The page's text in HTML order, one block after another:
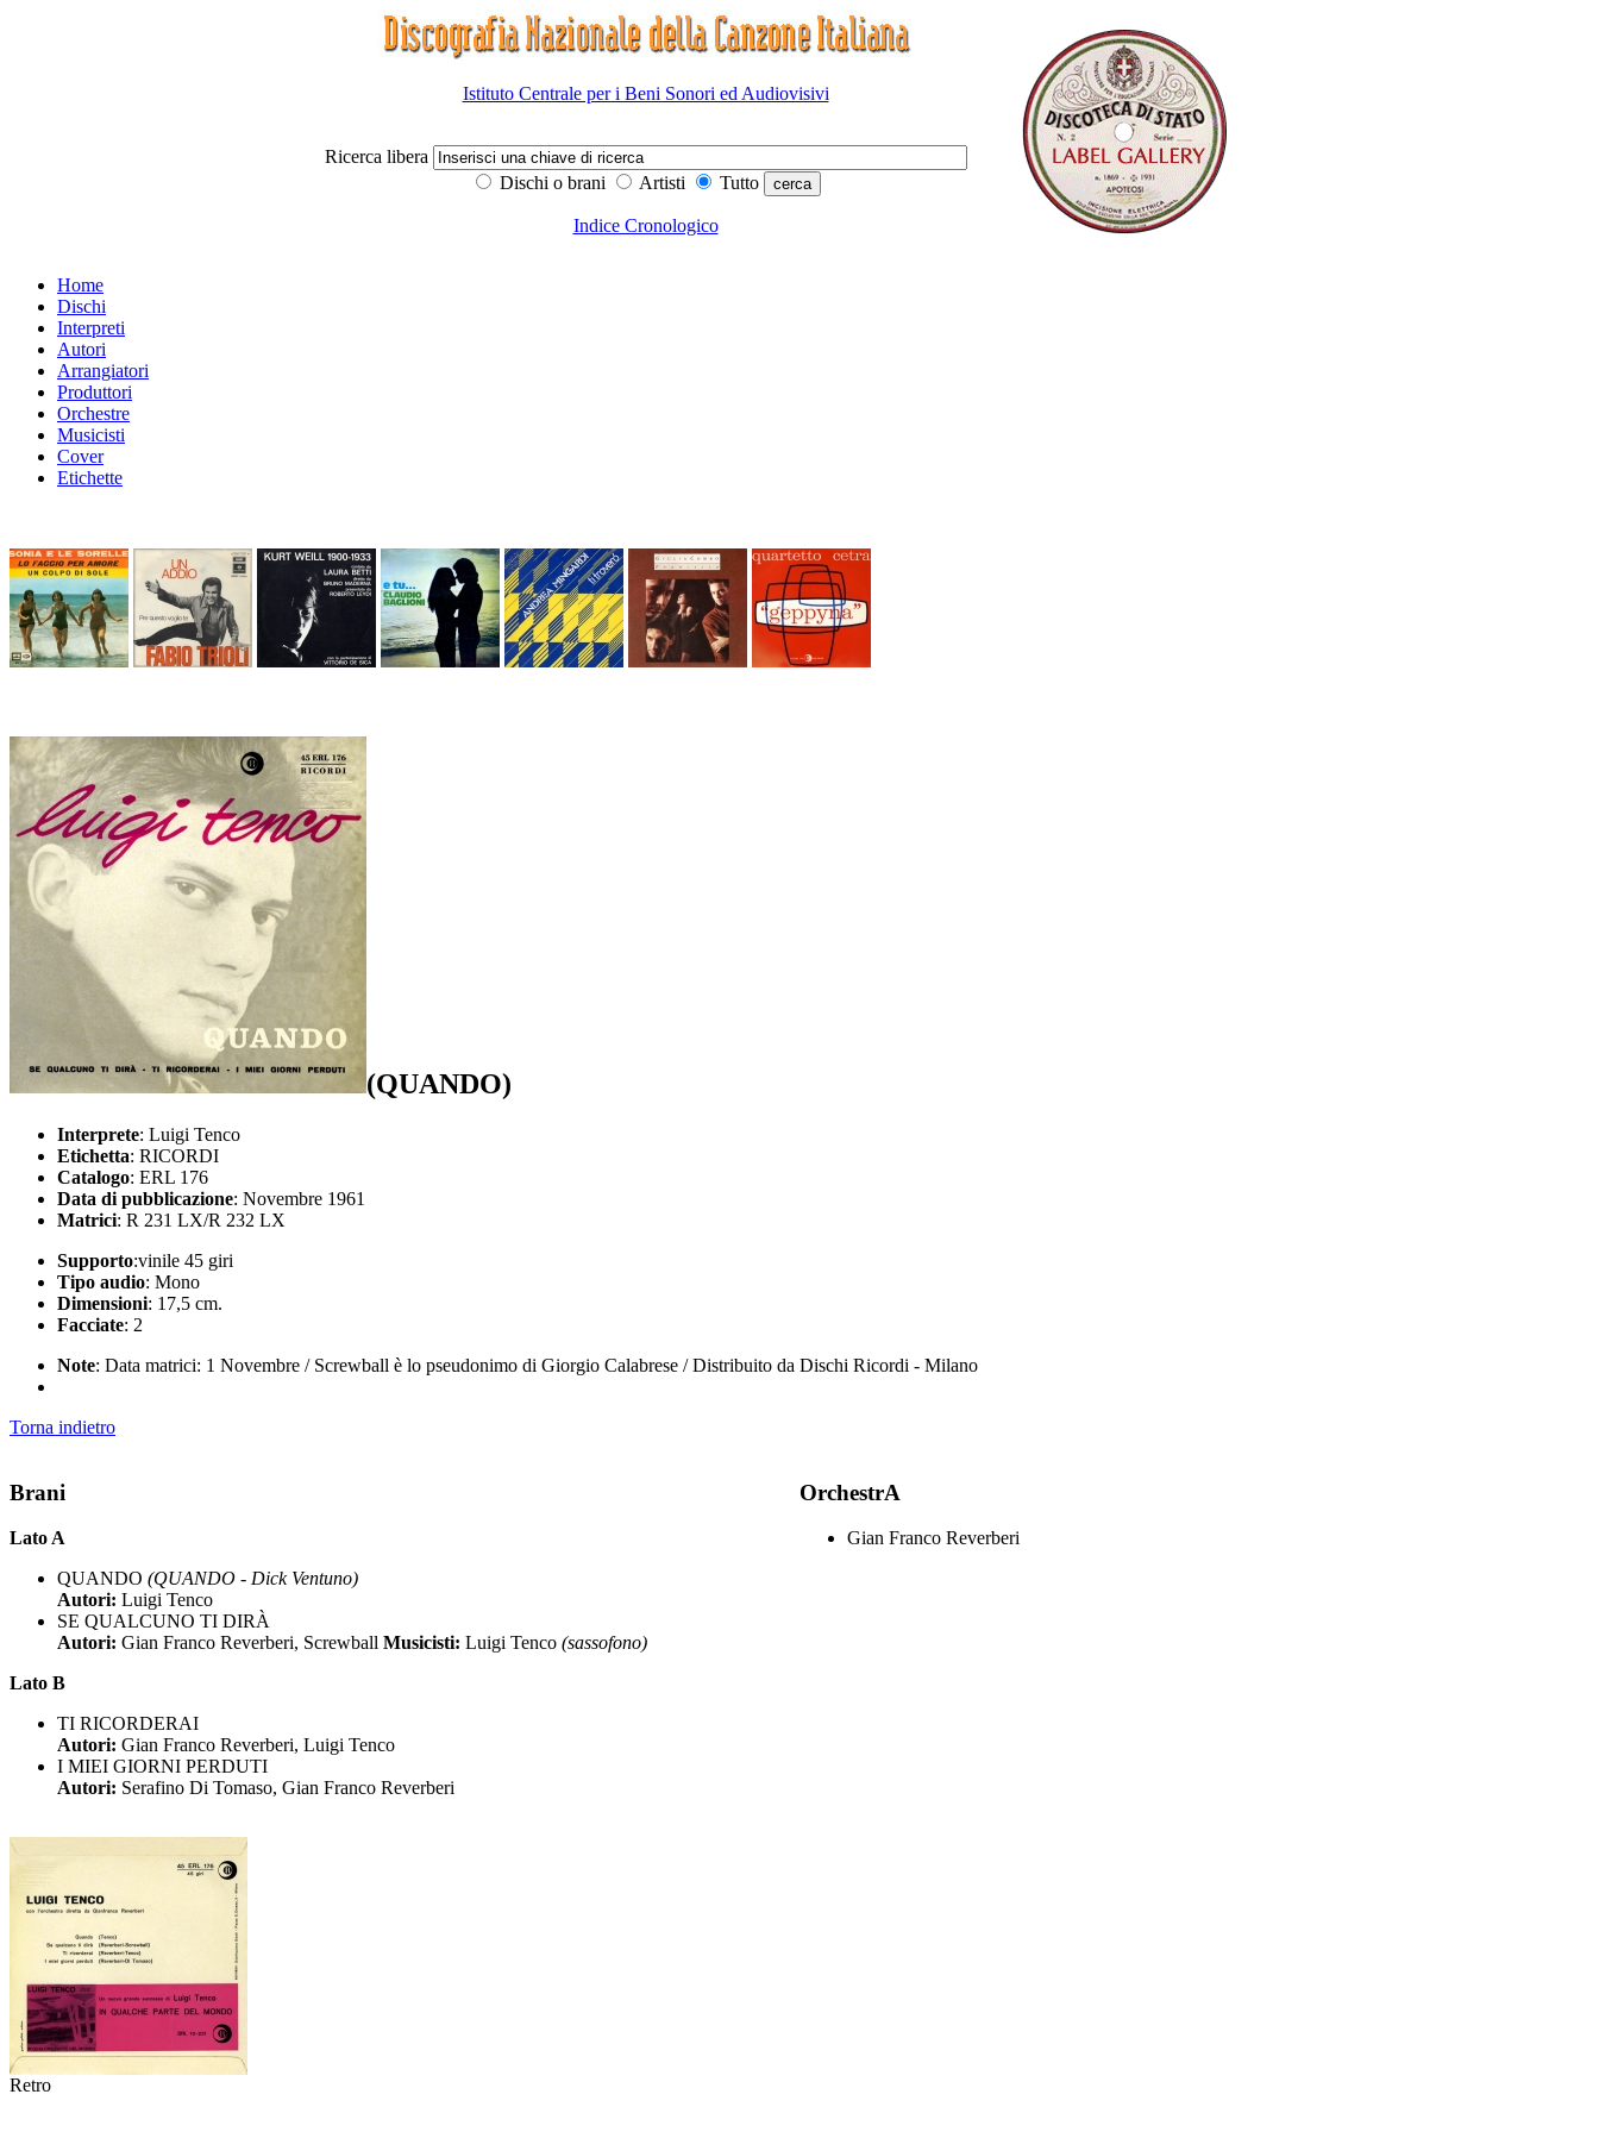
Istituto Centrale per i Beni Sonori ed Audiovisivi
Ricerca libera
Dischi o brani
Artisti Tutto
Indice Cronologico
Home
Dischi
Interpreti
Autori
Arrangiatori
Produttori
Orchestre
Musicisti
Cover
Etichette
(QUANDO)
Interprete: Luigi Tenco
Etichetta: RICORDI
Catalogo: ERL 176
Data di pubblicazione: Novembre 1961
Matrici: R 231 LX/R 232 LX
Supporto:vinile 45 giri
Tipo audio: Mono
Dimensioni: 17,5 cm.
Facciate: 2
Note: Data matrici: 1 Novembre / Screwball è lo pseudonimo di Giorgio Calabrese / Distribuito da Dischi Ricordi - Milano
Torna indietro
Brani
Lato A
QUANDO (QUANDO - Dick Ventuno)
Autori: Luigi Tenco
SE QUALCUNO TI DIRÀ
Autori: Gian Franco Reverberi, Screwball Musicisti: Luigi Tenco (sassofono)
Lato B
TI RICORDERAI
Autori: Gian Franco Reverberi, Luigi Tenco
I MIEI GIORNI PERDUTI
Autori: Serafino Di Tomaso, Gian Franco Reverberi
OrchestrA
Gian Franco Reverberi
Retro